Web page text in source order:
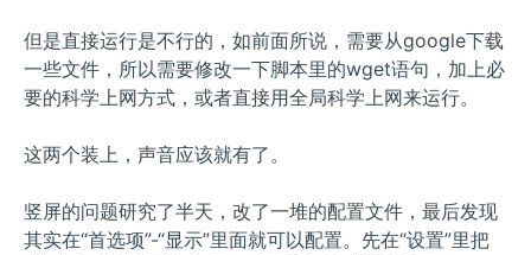
但是直接运行是不行的，如前面所说，需要从google下载
一些文件，所以需要修改一下脚本里的wget语句，加上必
要的科学上网方式，或者直接用全局科学上网来运行。
这两个装上，声音应该就有了。
竖屏的问题研究了半天，改了一堆的配置文件，最后发现
其实在“首选项”-“显示”里面就可以配置。先在“设置”里把